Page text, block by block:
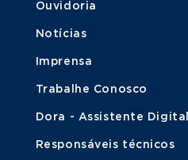
Ouvidoria
Notícias
Imprensa
Trabalhe Conosco
Dora - Assistente Digital
Responsáveis técnicos